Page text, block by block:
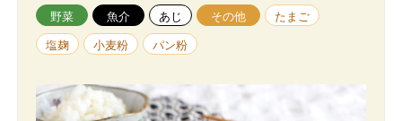
野菜 魚介 あじ その他 たまご
塩麹 小麦粉 パン粉